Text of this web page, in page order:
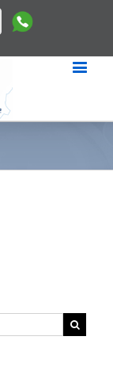
Whatsapp